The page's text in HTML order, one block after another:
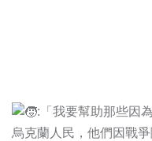
:「我要幫助那些因
烏克蘭人民，他們因戰